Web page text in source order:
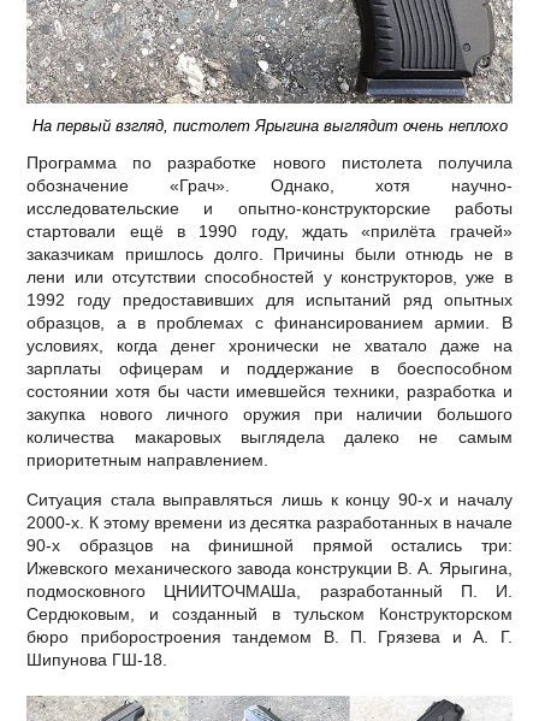
На первый взгляд, пистолет Ярыгина выглядит очень неплохо
Программа по разработке нового пистолета получила
обозначение «Грач». Однако, хотя научно-
исследовательские и опытно-конструкторские работы
стартовали ещё в 1990 году, ждать «прилёта грачей»
заказчикам пришлось долго. Причины были отнюдь не в
лени или отсутствии способностей у конструкторов, уже в
1992 году предоставивших для испытаний ряд опытных
образцов, а в проблемах с финансированием армии. В
условиях, когда денег хронически не хватало даже на
зарплаты офицерам и поддержание в боеспособном
состоянии хотя бы части имевшейся техники, разработка и
закупка нового личного оружия при наличии большого
количества макаровых выглядела далеко не самым
приоритетным направлением.
Ситуация стала выправляться лишь к концу 90-х и началу
2000-х. К этому времени из десятка разработанных в начале
90-х образцов на финишной прямой остались три:
Ижевского механического завода конструкции В. А. Ярыгина,
подмосковного ЦНИИТОЧМАШа, разработанный П. И.
Сердюковым, и созданный в тульском Конструкторском
бюро приборостроения тандемом В. П. Грязева и А. Г.
Шипунова ГШ-18.